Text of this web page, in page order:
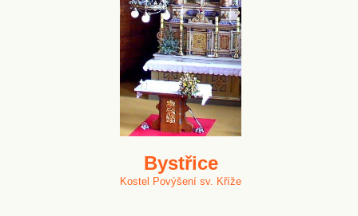
Bystřice
Kostel Povýšení sv. Kříže